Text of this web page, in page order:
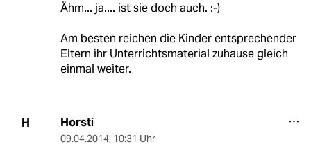
Ähm... ja.... ist sie doch auch. :-)
Am besten reichen die Kinder entsprechender
Eltern ihr Unterrichtsmaterial zuhause gleich
einmal weiter.
H Horsti
09.04.2014, 10:31 Uhr